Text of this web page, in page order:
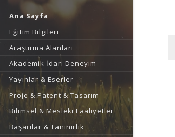
Ana Sayfa
Eğitim Bilgileri
Araştırma Alanları
Akademik İdari Deneyim
Yayınlar & Eserler
Proje & Patent & Tasarım
Bilimsel & Mesleki Faaliyetler
Başarılar & Tanınırlık